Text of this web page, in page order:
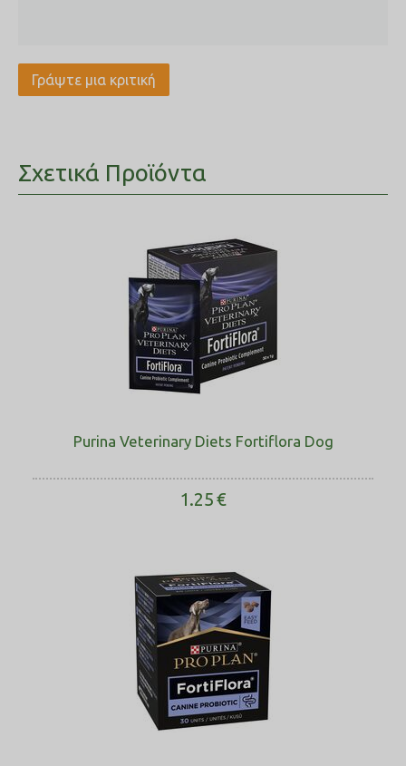
Γράψτε μια κριτική
Σχετικά Προϊόντα
Purina Veterinary Diets Fortiflora Dog
1.25€